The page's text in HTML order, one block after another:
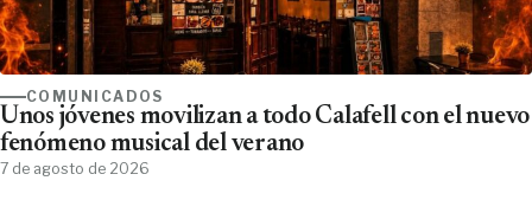
COMUNICADOS
Unos jóvenes movilizan a todo Calafell con el nuevo
fenómeno musical del verano
7 de agosto de 2026